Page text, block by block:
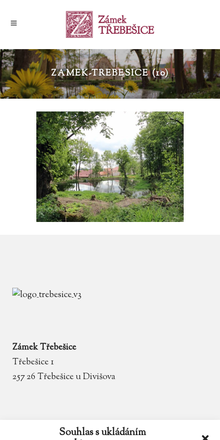
Souhlas s ukládáním
ZAMEK-TREBESICE (10)
Zámek Třebešice
Třebešice 1
257 26 Třebešice u Divišova
zamek.trebesice@volny.cz